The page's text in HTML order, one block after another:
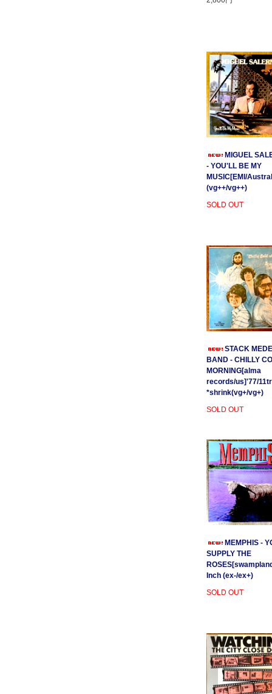
MIGUEL
- YOU'LL BE MY
MUSIC[EMI/
(vg++/vg++)
SOLD OUT
STACK
BAND - CHILLY
MORNING[alma
records/us]'77/
*shrink(vg+/vg+)
SOLD OUT
MEMPHIS -
SUPPLY THE
Inch (ex-/ex+)
SOLD OUT